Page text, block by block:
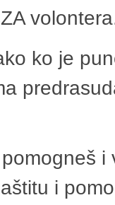
ko je
i